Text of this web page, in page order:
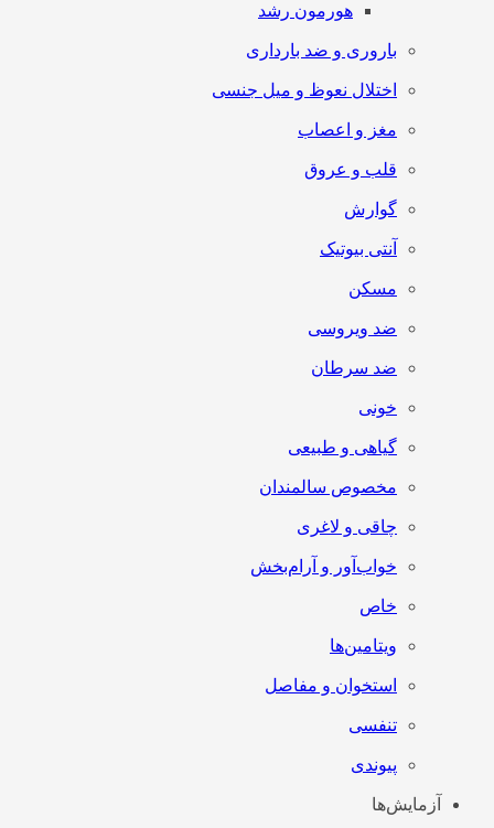
هورمون رشد
باروری و ضد بارداری
اختلال نعوظ و میل جنسی
مغز و اعصاب
قلب و عروق
گوارش
آنتی‌ بیوتیک
مسکن
ضد ویروسی
ضد سرطان
خونی
گیاهی و طبیعی
مخصوص سالمندان
چاقی و لاغری
خواب‌آور و آرام‌بخش
خاص
ویتامین‌ها
استخوان و مفاصل
تنفسی
پیوندی
آزمایش‌ها